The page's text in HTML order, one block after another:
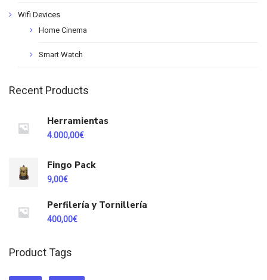
Wifi Devices
Home Cinema
Smart Watch
Recent Products
Herramientas
4.000,00€
Fingo Pack
9,00€
Perfilería y Tornillería
400,00€
Product Tags